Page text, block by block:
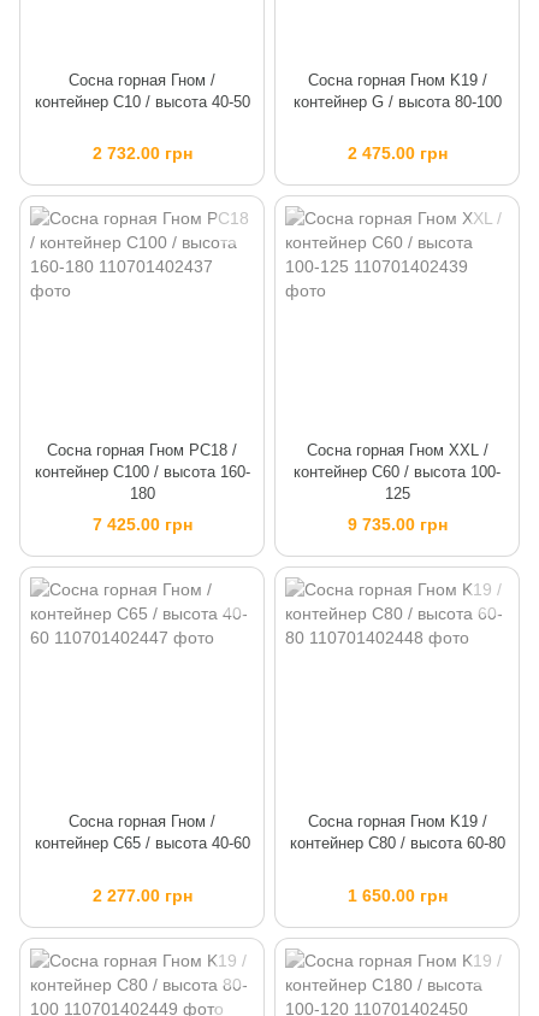
Сосна горная Гном /
контейнер C10 / высота 40-50
2 732.00 грн
Сосна горная Гном K19 /
контейнер G / высота 80-100
2 475.00 грн
Сосна горная Гном PC18 /
контейнер C100 / высота 160-
180
7 425.00 грн
Сосна горная Гном XXL /
контейнер C60 / высота 100-
125
9 735.00 грн
Сосна горная Гном /
контейнер C65 / высота 40-60
2 277.00 грн
Сосна горная Гном K19 /
контейнер C80 / высота 60-80
1 650.00 грн